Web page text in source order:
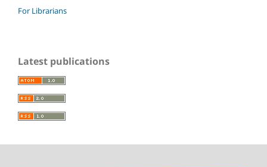
For Librarians
Latest publications